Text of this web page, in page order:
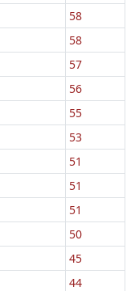
58
58
57
56
55
53
51
51
51
50
45
44